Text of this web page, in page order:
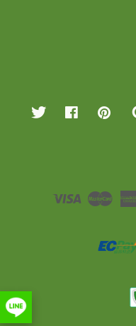
Twitter Facebook
Visa